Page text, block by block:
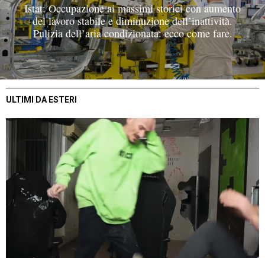
Istat: Occupazione ai massimi storici con aumento
del lavoro stabile e diminuzione dell’inattività.
Pulizia dell’aria condizionata: ecco come fare.
ULTIMI DA ESTERI